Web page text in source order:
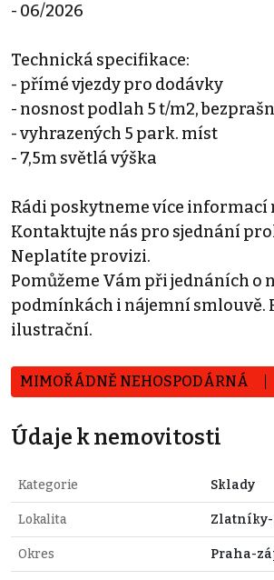
- 06/2026
Technická specifikace:
- přímé vjezdy pro dodávky
- nosnost podlah 5 t/m2,
- vyhrazených 5 park. míst
- 7,5m světlá výška
Rádi poskytneme více informací
Kontaktujte nás pro sjednání
Neplatíte provizi.
Pomůžeme Vám při jednáních o
podmínkách i nájemní smlouvě.
ilustrační.
MIMOŘÁDNĚ NEHOSPODÁRNÁ
Údaje k nemovitosti
Kategorie Sklady
Lokalita
Okres Praha-